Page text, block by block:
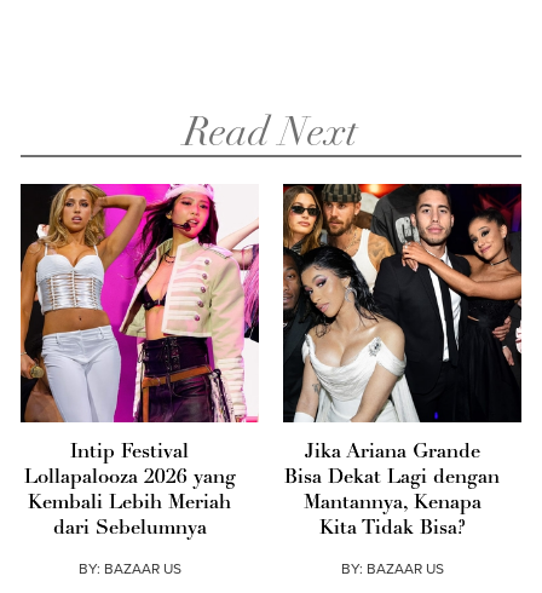
Read Next
Intip Festival
Lollapalooza 2026 yang
Kembali Lebih Meriah
dari Sebelumnya
BY: BAZAAR US
Jika Ariana Grande
Bisa Dekat Lagi dengan
Mantannya, Kenapa
Kita Tidak Bisa?
BY: BAZAAR US